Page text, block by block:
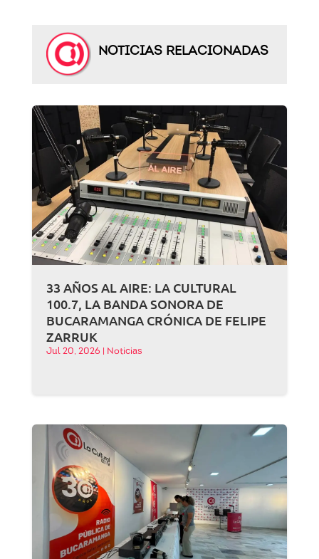
NOTICIAS RELACIONADAS
33 AÑOS AL AIRE: LA CULTURAL
100.7, LA BANDA SONORA DE
BUCARAMANGA CRÓNICA DE FELIPE
ZARRUK
Jul 20, 2026 Noticias